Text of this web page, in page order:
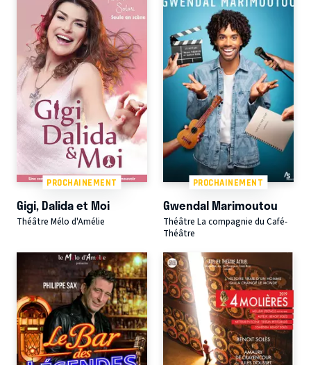
PROCHAINEMENT
Gigi, Dalida et Moi
Théâtre Mélo d'Amélie
PROCHAINEMENT
Gwendal Marimoutou
Théâtre La compagnie du Café-
Théâtre